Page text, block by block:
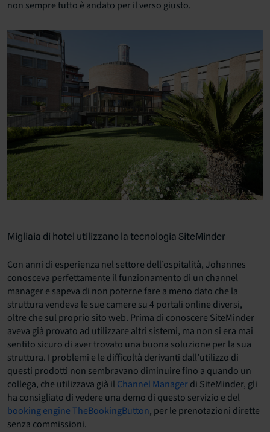
non sempre tutto è andato per il verso giusto.
Migliaia di hotel utilizzano la tecnologia SiteMinder
Con anni di esperienza nel settore dell’ospitalità, Johannes
conosceva perfettamente il funzionamento di un channel
manager e sapeva di non poterne fare a meno dato che la
struttura vendeva le sue camere su 4 portali online diversi,
oltre che sul proprio sito web. Prima di conoscere SiteMinder
aveva già provato ad utilizzare altri sistemi, ma non si era mai
sentito sicuro di aver trovato una buona soluzione per la sua
struttura. I problemi e le difficoltà derivanti dall’utilizzo di
questi prodotti non sembravano diminuire fino a quando un
collega, che utilizzava già il Channel Managerdi SiteMinder, gli
ha consigliato di vedere una demo di questo servizio e del
booking engine TheBookingButton, per le prenotazioni dirette
senza commissioni.